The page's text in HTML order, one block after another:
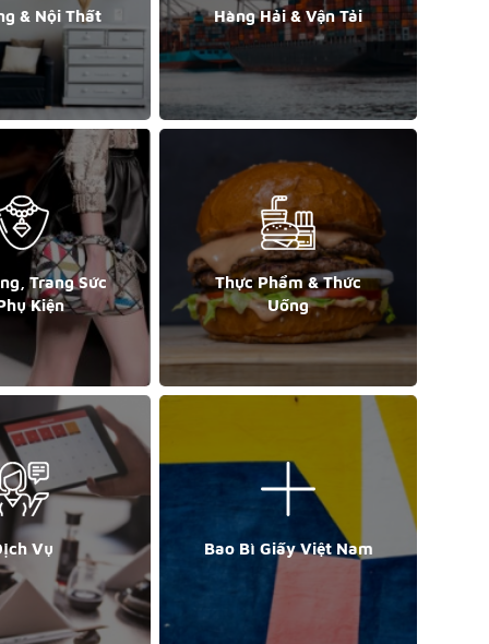
& Nội Thất Hàng Hải & Vận Tải
Trang Sức
Kiện
Thực Phẩm & Thức
Uống
Vụ Bao Bì Giấy Việt Nam